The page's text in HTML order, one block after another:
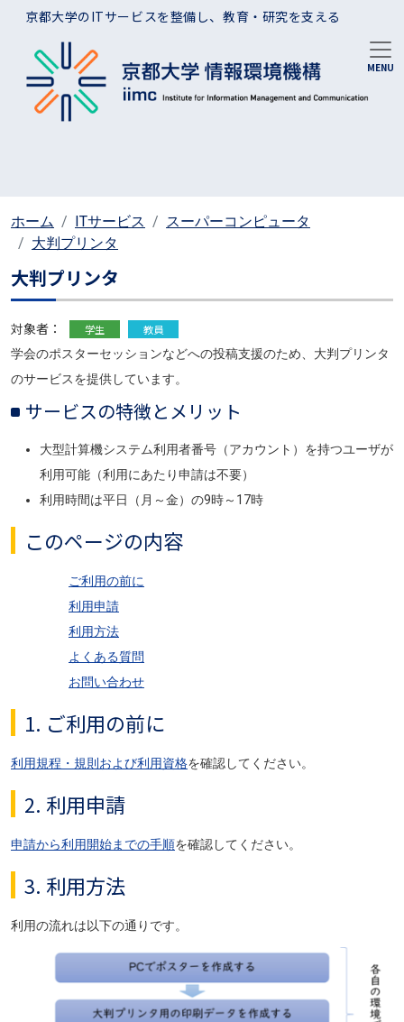
メインコンテンツに移動
京都大学のITサービスを整備し、教育・研究を支える
ホーム ITサービス
スーパーコンピュータ
大判プリンタ
大判プリンタ
対象者： 学生
教員
学会のポスターセッションなどへの投稿支援のため、大判プリンタ
のサービスを提供しています。
サービスの特徴とメリット
大型計算機システム利用者番号（アカウント）を持つユーザが
利用可能（利用にあたり申請は不要）
利用時間は平日（月～金）の9時～17時
このページの内容
ご利用の前に
利用申請
利用方法
よくある質問
お問い合わせ
1. ご利用の前に
利用規程・規則および利用資格を確認してください。
2. 利用申請
申請から利用開始までの手順を確認してください。
3. 利用方法
利用の流れは以下の通りです。